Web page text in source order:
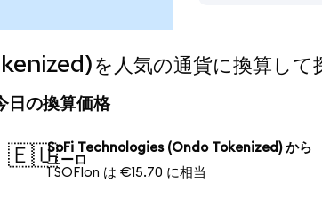
を人気の通貨に換算して
日の換算価格
🇪🇺SoFi Technologies (Ondo Tokenized) から
ユーロ
1 SOFIon は €15.70 に相当